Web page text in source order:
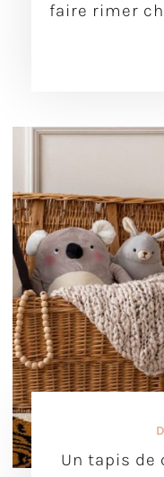
faire rimer
Un tapis de